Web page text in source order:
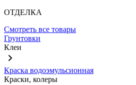
ОТДЕЛКА
Смотреть все товары
Грунтовки
Клеи
Краска водоэмульсионная
Краски, колеры